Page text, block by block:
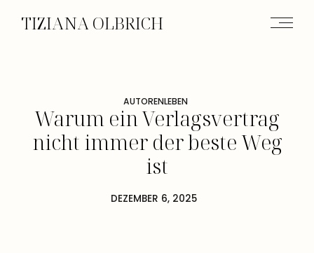
TIZIANA OLBRICH
AUTORENLEBEN
Warum ein Verlagsvertrag
nicht immer der beste Weg
ist
DEZEMBER 6, 2025